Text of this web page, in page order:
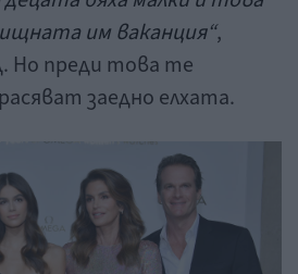
им ваканция“,
Но преди това те
заедно елхата.